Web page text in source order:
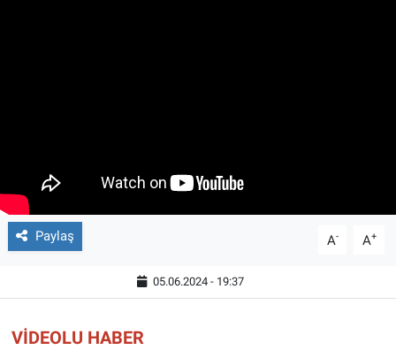
Paylaş A- A+
05.06.2024 - 19:37
VİDEOLU HABER